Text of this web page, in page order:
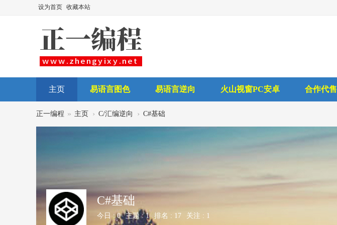
设为首页 收藏本站
主页 易语言图色 易语言逆向 火山视窗PC安卓 合作代售
后台讲师
正一编程 » 主页 › C/汇编逆向 › C#基础
C#基础
今日 :0 主题 :1 排名 : 17 关注 : 1